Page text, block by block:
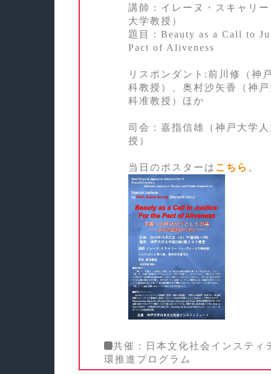
講師：イレーヌ・スキャリ
大学教授）
題目：Beauty as a Call to
Pact of Aliveness
リスポンダント:前川修（神
科教授）、奥村沙矢香（神
科准教授）ほか
司会：嘉指信雄（神戸大学
授）
当日のポスターは こちら 。
共催：日本文化社会インスティ
環推進プログラム